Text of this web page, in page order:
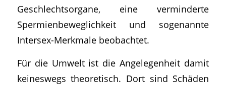
Geschlechtsorgane, eine verminderte
Spermienbeweglichkeit und sogenannte
Intersex-Merkmale beobachtet.
Für die Umwelt ist die Angelegenheit damit
keineswegs theoretisch. Dort sind Schäden